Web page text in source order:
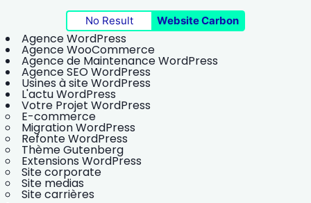
No Result Website Carbon
Agence WordPress
Agence WooCommerce
Agence de Maintenance WordPress
Agence SEO WordPress
Usines à site WordPress
L'actu WordPress
Votre Projet WordPress
E-commerce
Migration WordPress
Refonte WordPress
Thème Gutenberg
Extensions WordPress
Site corporate
Site medias
Site carrières